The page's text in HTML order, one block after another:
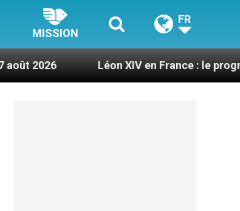
MISSION
FR
Léon XIV en France : le programme